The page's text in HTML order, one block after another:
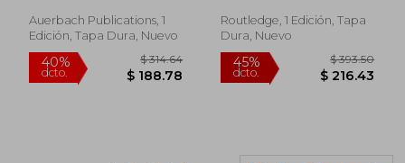
Inglés)
Auerbach Publications, 1
Edición, Tapa Dura, Nuevo
Routledge, 1 Edición, Tapa
Dura, Nuevo